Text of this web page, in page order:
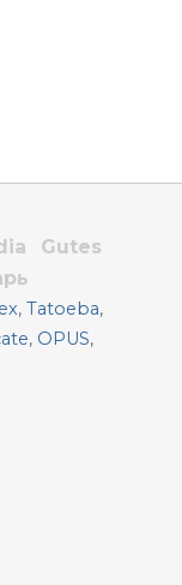
Gutes
,Tatoeba,
, OPUS,